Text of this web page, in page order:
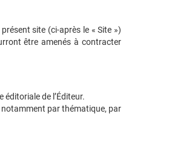
site (ci-après le « Site »)
être amenés à contracter
éditoriale de l’Éditeur.
par thématique, par